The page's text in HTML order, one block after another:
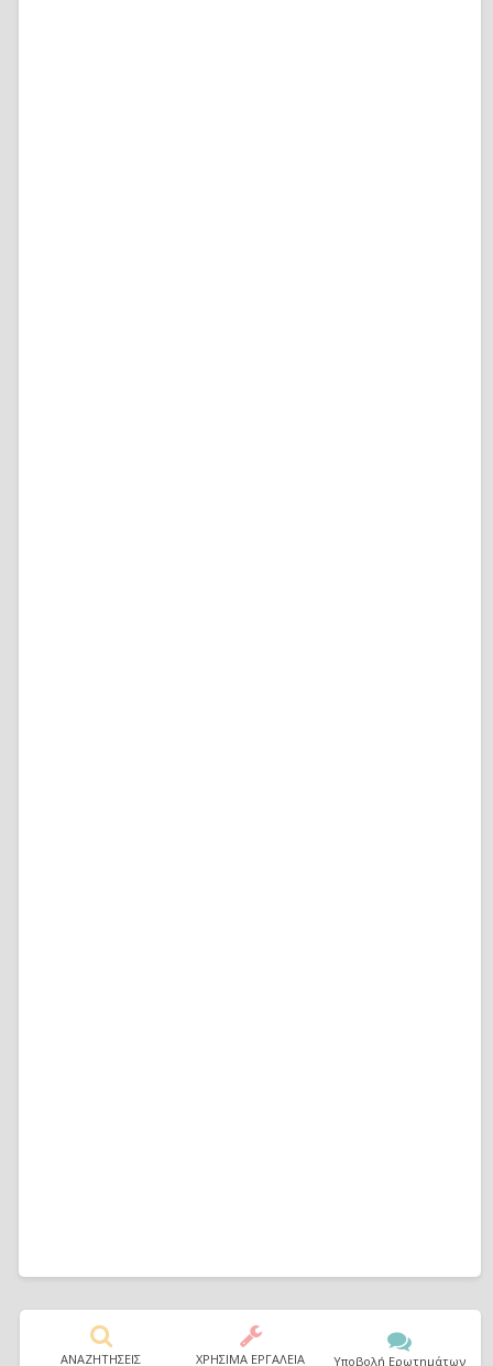
ΑΝΑΖΗΤΗΣΕΙΣ ΧΡΗΣΙΜΑ ΕΡΓΑΛΕΙΑ Υποβολή Ερωτημάτων